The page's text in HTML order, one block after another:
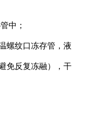
中；
螺纹口冻存管，液
免反复冻融），干